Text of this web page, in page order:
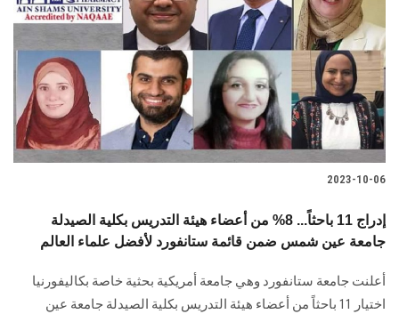
2023-10-06
إدراج 11 باحثاً... 8% من أعضاء هيئة التدريس بكلية الصيدلة
جامعة عين شمس ضمن قائمة ستانفورد لأفضل علماء العالم
أعلنت جامعة ستانفورد وهي جامعة أمريكية بحثية خاصة بكاليفورنيا
اختيار 11 باحثاً من أعضاء هيئة التدريس بكلية الصيدلة جامعة عين